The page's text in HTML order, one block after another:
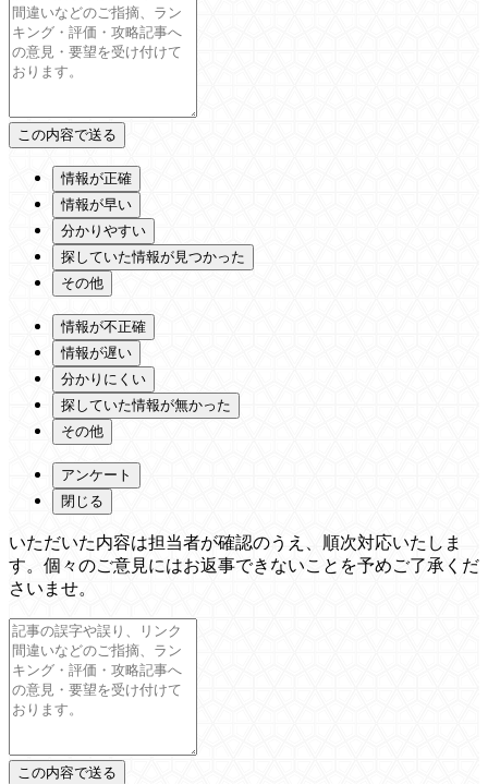
情報が正確
情報が早い
分かりやすい
探していた情報が見つかった
その他
情報が不正確
情報が遅い
分かりにくい
探していた情報が無かった
その他
アンケート
閉じる
いただいた内容は担当者が確認のうえ、順次対応いたしま
す。個々のご意見にはお返事できないことを予めご了承くだ
さいませ。